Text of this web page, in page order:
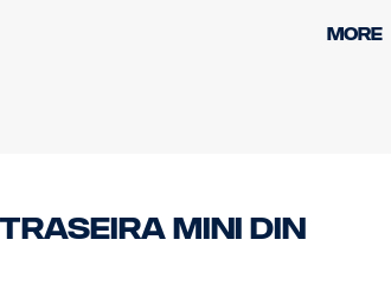
do filtro ICR
da lente)
MINI DIN